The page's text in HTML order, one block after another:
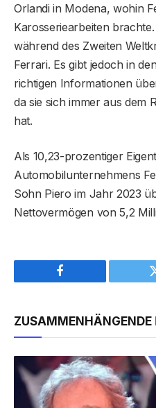
Orlandi in Modena, wohin
Karosseriearbeiten
während des Zweiten
Ferrari. Es gibt jedoch in
richtigen Informationen
da sie sich immer aus dem
hat.
Als 10,23-prozentiger
Automobilunternehmens
Sohn Piero im Jahr 2023
Nettovermögen von 5,2
Facebook
ZUSAMMENHÄNGENDE